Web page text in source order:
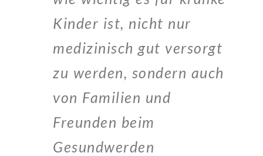
Kinder ist, nicht nur
medizinisch gut versorgt
zu werden, sondern auch
von Familien und
Freunden beim
Gesundwerden